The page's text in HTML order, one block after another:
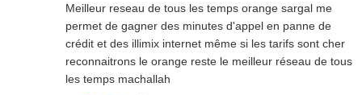
Meilleur reseau de tous les temps orange sargal me
permet de gagner des minutes d'appel en panne de
crédit et des illimix internet même si les tarifs sont cher
reconnaitrons le orange reste le meilleur réseau de tous
les temps machallah